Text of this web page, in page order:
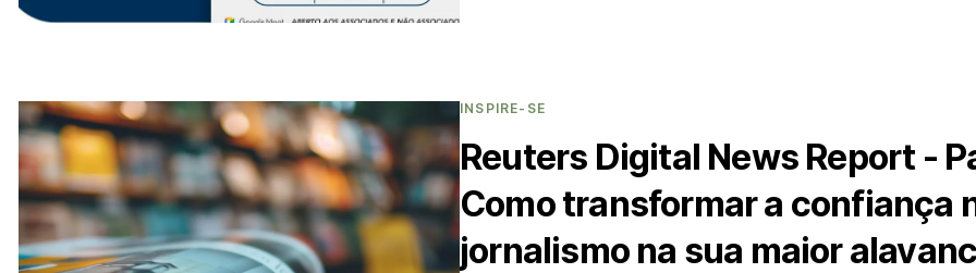
INSPIRE-SE
Reuters Digital News Report -
Como transformar a confiança
jornalismo na sua maior